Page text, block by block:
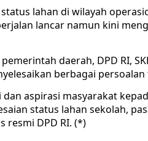
lahan di wilayah
lancar namun kini
daerah, DPD RI,
berbagai
aspirasi masyarakat
status lahan sekolah,
resmi DPD RI. (*)